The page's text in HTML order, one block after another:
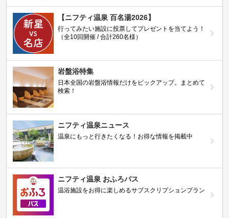
【ニフティ温泉 百名湯2026】
行ってみたい施設に投票してプレゼントを当てよう！
（全10回開催 / 合計260名様）
岩盤浴特集
日本全国の岩盤浴情報だけをピックアップ。まとめて
検索！
ニフティ温泉ニュース
温泉にもっと行きたくなる！お得な情報を掲載中
ニフティ温泉 おふろパス
温浴施設をお得に楽しめるサブスクリプションプラン